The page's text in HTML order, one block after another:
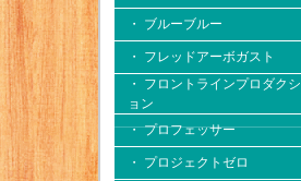
・ ブルーブルー
・ フレッドアーボガスト
・ フロントラインプロダクシ
ョン
・ プロフェッサー
・ プロジェクトゼロ